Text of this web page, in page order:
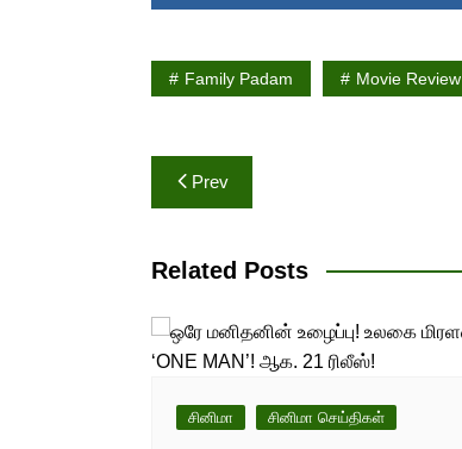
Family Padam Movie Review
Post
navigation
Prev
Related Posts
சினிமா சினிமா செய்திகள்